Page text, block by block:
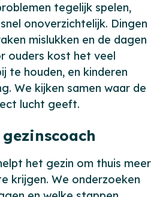
tegelijk spelen,
onoverzichtelijk. Dingen
mislukken en de dagen
ouders kost het veel
te houden, en kinderen
We kijken samen waar de
lucht geeft.
het gezin om thuis meer
krijgen. We onderzoeken